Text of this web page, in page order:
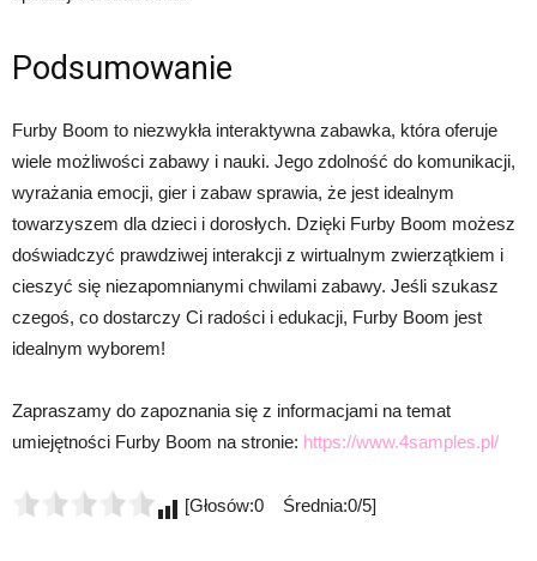
Podsumowanie
Furby Boom to niezwykła interaktywna zabawka, która oferuje
wiele możliwości zabawy i nauki. Jego zdolność do komunikacji,
wyrażania emocji, gier i zabaw sprawia, że jest idealnym
towarzyszem dla dzieci i dorosłych. Dzięki Furby Boom możesz
doświadczyć prawdziwej interakcji z wirtualnym zwierzątkiem i
cieszyć się niezapomnianymi chwilami zabawy. Jeśli szukasz
czegoś, co dostarczy Ci radości i edukacji, Furby Boom jest
idealnym wyborem!
Zapraszamy do zapoznania się z informacjami na temat
umiejętności Furby Boom na stronie: https://www.4samples.pl/
[Głosów:0 Średnia:0/5]